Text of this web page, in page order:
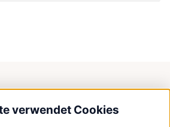
verwendet Cookies